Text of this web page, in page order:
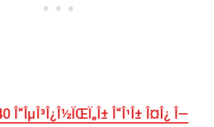
Î“ÎµÎ³Î¿Î½ÏŒÏ„Î± Î“Î¹Î± Î¤Î¿ Î—